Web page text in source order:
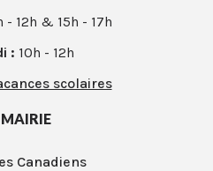
- 12h & 15h - 17h
: 10h - 12h
scolaires
Canadiens